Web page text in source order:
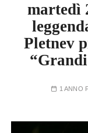
martedì
Pletnev
1 ANNO